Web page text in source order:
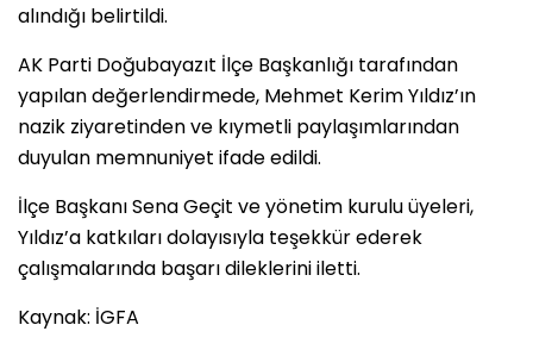
alındığı belirtildi.
AK Parti Doğubayazıt İlçe Başkanlığı tarafından
yapılan değerlendirmede, Mehmet Kerim Yıldız’ın
nazik ziyaretinden ve kıymetli paylaşımlarından
duyulan memnuniyet ifade edildi.
İlçe Başkanı Sena Geçit ve yönetim kurulu üyeleri,
Yıldız’a katkıları dolayısıyla teşekkür ederek
çalışmalarında başarı dileklerini iletti.
Kaynak: İGFA